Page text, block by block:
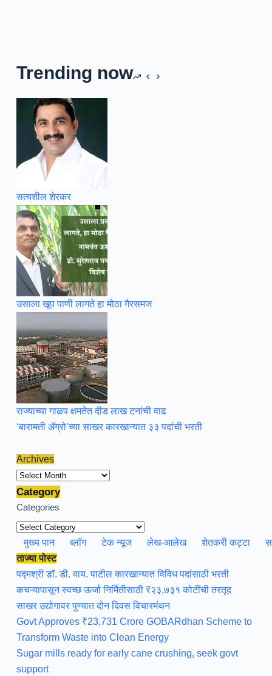
Trending now
सत्यशील शेरकर
उसाला खूप पाणी लागते हा मोठा गैरसमज
राज्याच्या गाळप क्षमतेत दीड लाख टनांची वाढ
‘बारामती ॲग्रो’च्या साखर कारखान्यात ३३ पदांची भरती
Archives
Archives
Category
Categories
मुख्य पान ब्लॉग टेक न्यूज लेख-आलेख शेतकरी कट्टा
ताज्या पोस्ट
पद्मश्री डॉ. डी. वाय. पाटील कारखान्यात विविध पदांसाठी भरती
कचऱ्यापासून स्वच्छ ऊर्जा निर्मितीसाठी ₹२३,७३१ कोटींची तरतूद
साखर उद्योगावर पुण्यात दोन दिवस विचारमंथन
Govt Approves ₹23,731 Crore GOBARdhan Scheme to
Transform Waste into Clean Energy
Sugar mills ready for early cane crushing, seek govt
support